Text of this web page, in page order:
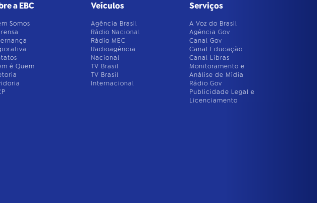
a EBC
Somos
é Quem
Veículos
Agência Brasil
Rádio Nacional
Rádio MEC
Radioagência
Nacional
TV Brasil
TV Brasil
Internacional
Serviços
A Voz do Brasil
Agência Gov
Canal Gov
Canal Educação
Canal Libras
Monitoramento e
Análise de Mídia
Rádio Gov
Publicidade Legal e
Licenciamento